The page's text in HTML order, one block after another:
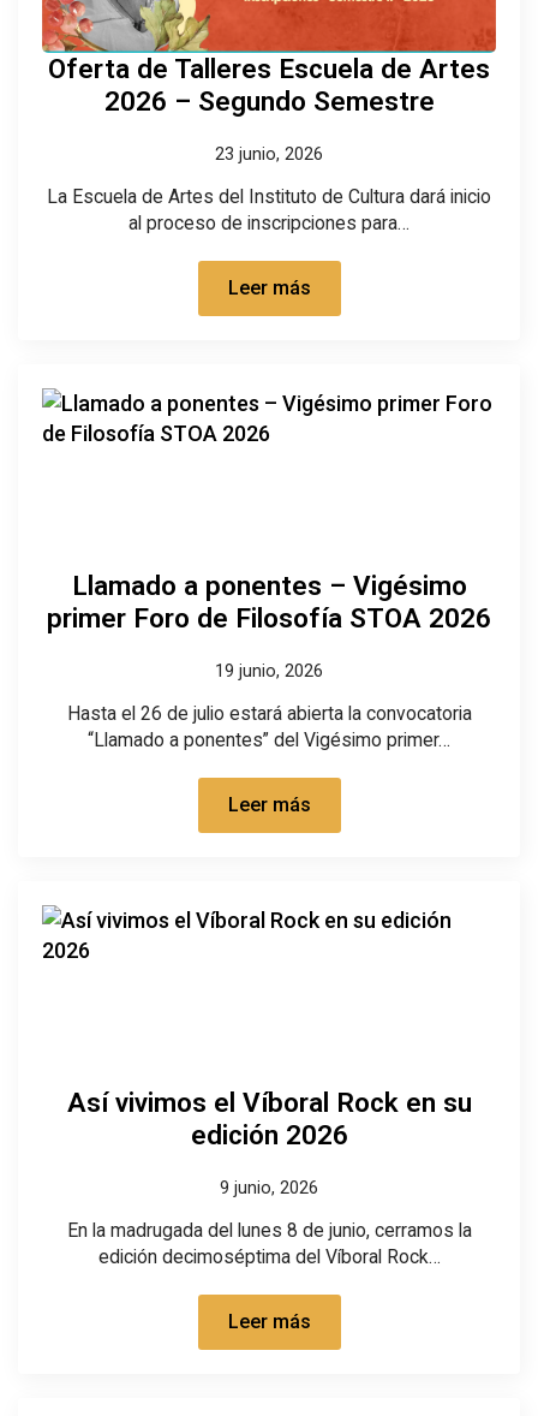
Oferta de Talleres Escuela de Artes
2026 – Segundo Semestre
23 junio, 2026
La Escuela de Artes del Instituto de Cultura dará inicio
al proceso de inscripciones para…
Leer más
Llamado a ponentes – Vigésimo
primer Foro de Filosofía STOA 2026
19 junio, 2026
Hasta el 26 de julio estará abierta la convocatoria
“Llamado a ponentes” del Vigésimo primer…
Leer más
Así vivimos el Víboral Rock en su
edición 2026
9 junio, 2026
En la madrugada del lunes 8 de junio, cerramos la
edición decimoséptima del Víboral Rock…
Leer más